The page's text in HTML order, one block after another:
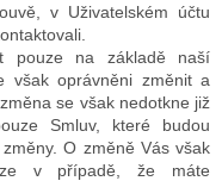
v Uživatelském účtu
pouze na základě naší
však oprávněni změnit a
se však nedotkne již
Smluv, které budou
O změně Vás však
v případě, že máte